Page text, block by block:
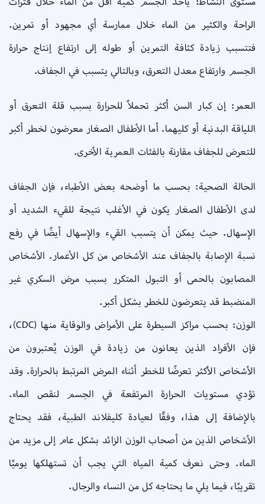
الراحة والكثير من الماء خلال ممارسة أي مجهود أو تمرين.
فتتسبب زيادة كثافة التمرين أو طوله إلى ارتفاع إنتاج حرارة
الجسم وارتفاع معدل التعرق، وبالتالي يتسبب في الجفاف.
العمر: إن كبار السن أكثر تحملاً للحرارة بسبب قلة التعرق أو
اللياقة البدنية أو كليهما. أما الأطفال الصغار معرضون لخطر أكبر
للتعرض للجفاف مقارنة بالفئات العمرية الأخرى.
الحالة الصحية: بحسب ما أوضحه بعض الأطباء، فإن الجفاف
لدى الأطفال الصغار يكون في الأغلب نتيجة للقيء الشديد أو
الإسهال. حيث يمكن أن يتسبب القيء والإسهال أيضًا في رفع
نسبة الإصابة بالجفاف عند الأشخاص من كل الأعمار. الأشخاص
المصابون بالحمى أو التبول المتكرر بسبب مرض السكري غير
المنضبط قد يتعرضون للخطر بشكل أكبر.
الوزن: بحسب مراكز السيطرة على الأمراض والوقاية منها (CDC)،
فإن الأفراد الذين يعانون من زيادة في الوزن يُعتبرون من
الأشخاص الأكثر تعرضًا للخطر أثناء المرض المرتبط بالحرارة. وقد
تؤدي مستويات الحرارة المرتفعة في الجسم لنقص الماء.
بالإضافة إلى هذا، وفقًا لعيادة كليفلاند الطبية، فقد يحتاج
الأشخاص الذين من أصحاب الوزن الزائد بشكل عام إلى مزيد من
الماء. وحتى نعرف كمية المياه التي يجب أن تستهلكها يوميًا
تقريبًا، فيما يلي ما يحتاجه كل من النساء والرجال.